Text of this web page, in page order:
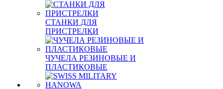
СТАНКИ ДЛЯ
ПРИСТРЕЛКИ
ЧУЧЕЛА РЕЗИНОВЫЕ И
ПЛАСТИКОВЫЕ